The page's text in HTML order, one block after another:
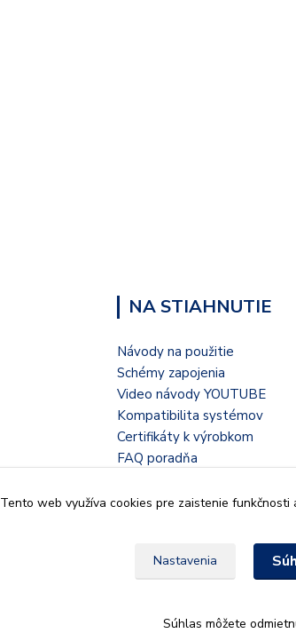
NA STIAHNUTIE
Návody na použitie
Schémy zapojenia
Video návody YOUTUBE
Kompatibilita systémov
Certifikáty k výrobkom
FAQ poradňa
Tento web využíva cookies pre zaistenie
Nastavenia
Súhlas môžete